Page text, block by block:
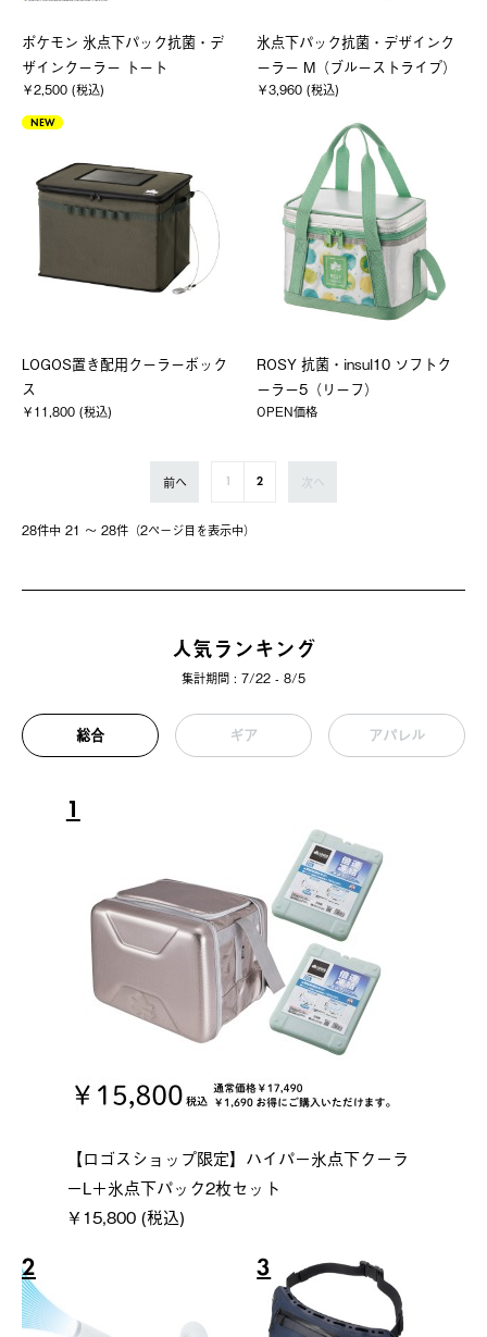
ポケモン 氷点下パック抗菌・デ
ザインクーラー トート
￥2,500 (税込)
氷点下パック抗菌・デザインク
ーラー M（ブルーストライプ）
￥3,960 (税込)
NEW
LOGOS置き配用クーラーボック
ス
￥11,800 (税込)
ROSY 抗菌・insul10 ソフトク
ーラー5（リーフ）
OPEN価格
28件中 21 〜 28件（2ページ⽬を表⽰中）
前へ 2 次へ
人気ランキング
集計期間 : 7/22 - 8/5
総合 ギア アパレル
1
【ロゴスショップ限定】ハイパー氷点下クーラ
ーL＋氷点下パック2枚セット
￥15,800 (税込)
2 3